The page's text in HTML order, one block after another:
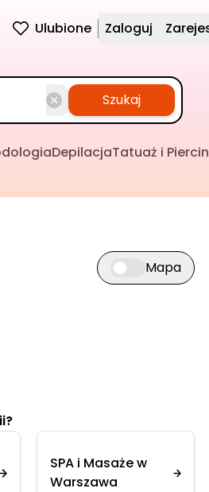
Ulubione Zaloguj
Szukaj
DepilacjaTatuaż i
Przełącz widok
Mapa
SPA i Masaże w
Warszawa